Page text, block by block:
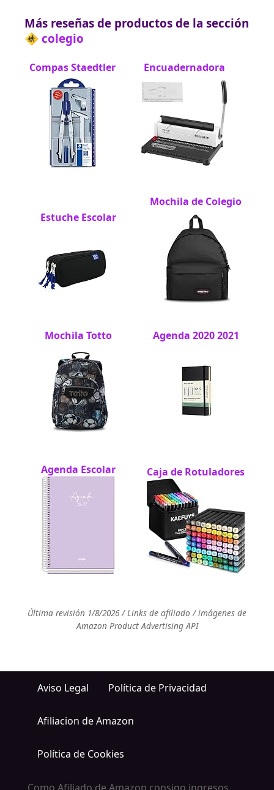
Más reseñas de productos de la sección
🚸 colegio
Compas Staedtler Encuadernadora
Estuche Escolar
Mochila de Colegio
Mochila Totto Agenda 2020 2021
Agenda Escolar Caja de Rotuladores
Última revisión 1/8/2026 / Links de afiliado / imágenes de
Amazon Product Advertising API
Aviso Legal Política de Privacidad
Afiliacion de Amazon
Política de Cookies